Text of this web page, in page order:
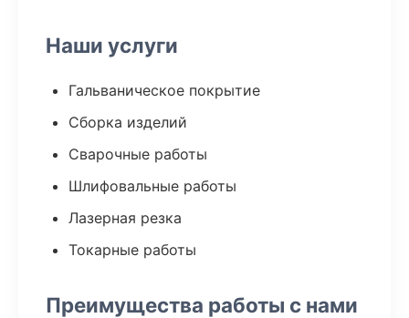
Наши услуги
Гальваническое покрытие
Сборка изделий
Сварочные работы
Шлифовальные работы
Лазерная резка
Токарные работы
Преимущества работы с нами